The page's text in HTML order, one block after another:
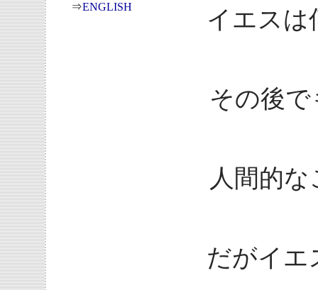
⇒ENGLISH イエスは
その後
人間的
だがイエ